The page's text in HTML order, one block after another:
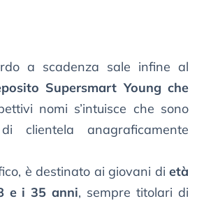
a scadenza sale infine al
Supersmart Young che
nomi s’intuisce che sono
clientela anagraficamente
è destinato ai giovani di età
e i 35 anni, sempre titolari di